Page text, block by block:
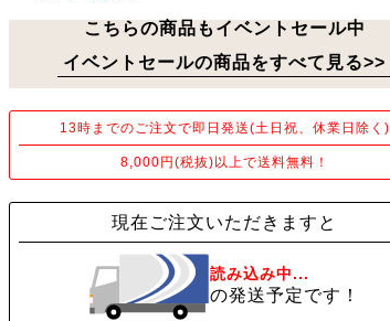
こちらの商品もイベントセール中
イベントセールの商品をすべて見る>>
13時までのご注文で即日発送(土日祝、休業日除く)
8,000円(税抜)以上で送料無料！
現在ご注文いただきますと
読み込み中...
の発送予定です！